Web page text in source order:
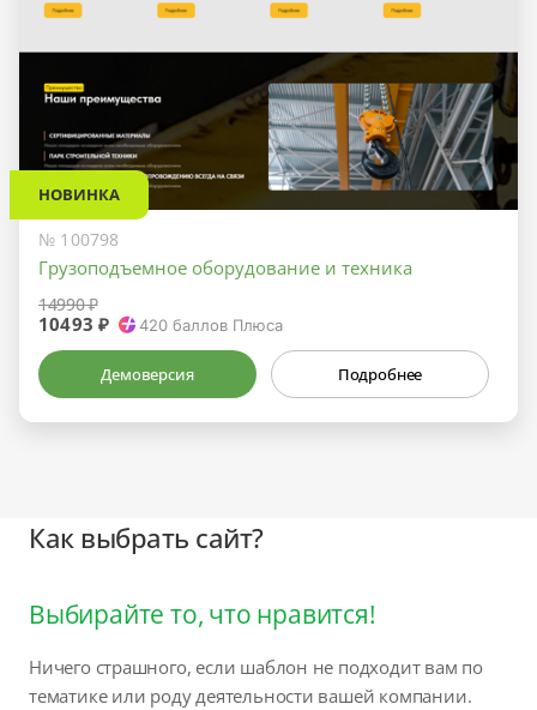
НОВИНКА
№ 100798
Грузоподъемное оборудование и техника
14990 ₽
10493 ₽ 420 баллов Плюса
Демоверсия Подробнее
Как выбрать сайт?
Выбирайте то, что нравится!
Ничего страшного, если шаблон не подходит вам по
тематике или роду деятельности вашей компании.